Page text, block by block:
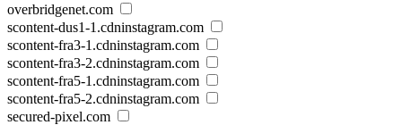
overbridgenet.com
scontent-dus1-1.cdninstagram.com
scontent-fra3-1.cdninstagram.com
scontent-fra3-2.cdninstagram.com
scontent-fra5-1.cdninstagram.com
scontent-fra5-2.cdninstagram.com
secured-pixel.com